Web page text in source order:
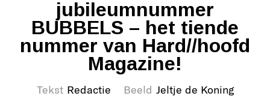
jubileumnummer
BUBBELS – het tiende
nummer van Hard//hoofd
Magazine!
Tekst Redactie Beeld Jeltje de Koning